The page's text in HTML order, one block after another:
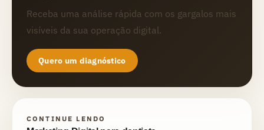
Receba uma análise rápida com os gargalos mais
visíveis da sua operação digital.
Quero um diagnóstico
CONTINUE LENDO